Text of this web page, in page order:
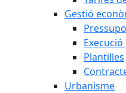
Gestió
Plantilles
Urbanisme